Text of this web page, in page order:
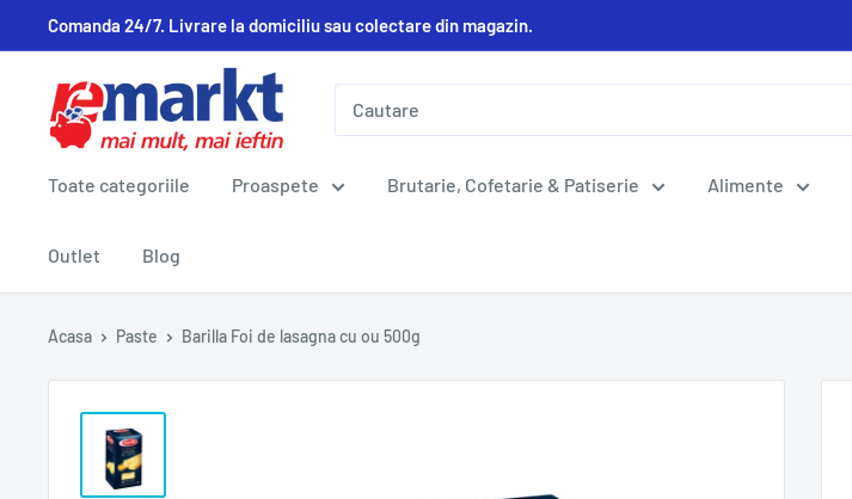
Comanda 24/7. Livrare la domiciliu sau colectare din magazin.
Toate categoriile Proaspete Brutarie, Cofetarie & Patiserie Alimente
Outlet Blog
Acasa Paste Barilla Foi de lasagna cu ou 500g